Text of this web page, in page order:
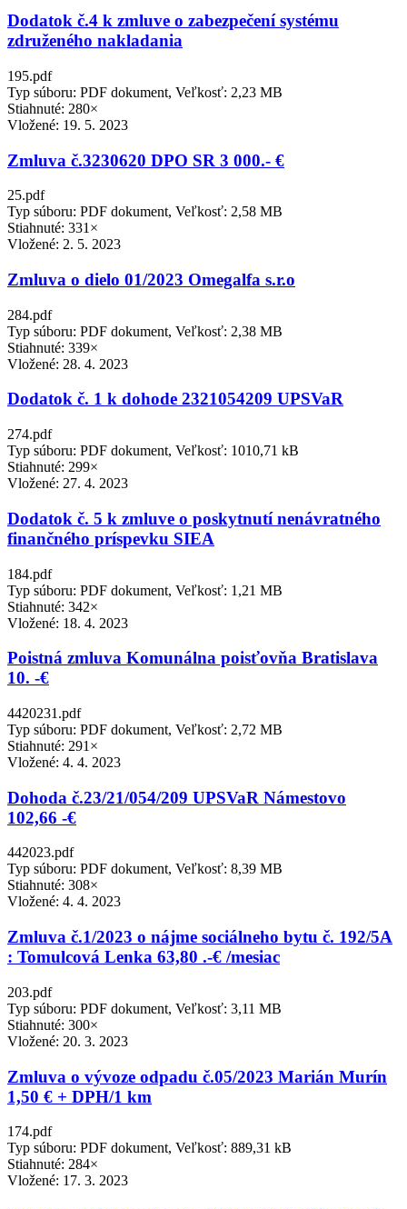
Dodatok č.4 k zmluve o zabezpečení systému
združeného nakladania
195.pdf
Typ súboru: PDF dokument, Veľkosť: 2,23 MB
Stiahnuté: 280×
Vložené: 19. 5. 2023
Zmluva č.3230620 DPO SR 3 000.- €
25.pdf
Typ súboru: PDF dokument, Veľkosť: 2,58 MB
Stiahnuté: 331×
Vložené: 2. 5. 2023
Zmluva o dielo 01/2023 Omegalfa s.r.o
284.pdf
Typ súboru: PDF dokument, Veľkosť: 2,38 MB
Stiahnuté: 339×
Vložené: 28. 4. 2023
Dodatok č. 1 k dohode 2321054209 UPSVaR
274.pdf
Typ súboru: PDF dokument, Veľkosť: 1010,71 kB
Stiahnuté: 299×
Vložené: 27. 4. 2023
Dodatok č. 5 k zmluve o poskytnutí nenávratného
finančného príspevku SIEA
184.pdf
Typ súboru: PDF dokument, Veľkosť: 1,21 MB
Stiahnuté: 342×
Vložené: 18. 4. 2023
Poistná zmluva Komunálna poisťovňa Bratislava
10. -€
4420231.pdf
Typ súboru: PDF dokument, Veľkosť: 2,72 MB
Stiahnuté: 291×
Vložené: 4. 4. 2023
Dohoda č.23/21/054/209 UPSVaR Námestovo
102,66 -€
442023.pdf
Typ súboru: PDF dokument, Veľkosť: 8,39 MB
Stiahnuté: 308×
Vložené: 4. 4. 2023
Zmluva č.1/2023 o nájme sociálneho bytu č. 192/5A
: Tomulcová Lenka 63,80 .-€ /mesiac
203.pdf
Typ súboru: PDF dokument, Veľkosť: 3,11 MB
Stiahnuté: 300×
Vložené: 20. 3. 2023
Zmluva o vývoze odpadu č.05/2023 Marián Murín
1,50 € + DPH/1 km
174.pdf
Typ súboru: PDF dokument, Veľkosť: 889,31 kB
Stiahnuté: 284×
Vložené: 17. 3. 2023